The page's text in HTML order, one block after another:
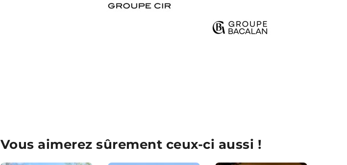
Vous aimerez sûrement ceux-ci aussi !